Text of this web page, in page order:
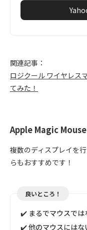
関連記事：
ロジクール ワイヤレス
てみた！
Apple Magic Mouse
複数のディスプレイを
らもおすすめです！
良いところ！
✔️ まるでマウスでは
✔️ 他のマウスには